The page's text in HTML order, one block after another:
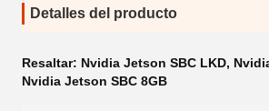
Detalles del producto
Resaltar: Nvidia Jetson SBC LKD,
Nvidia Jetson SBC 8GB